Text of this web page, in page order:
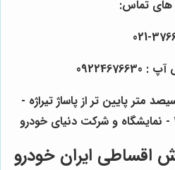
های تماس:
021-
متر پایین تر از پاساژ تیراژه -
اقساطی ایران خودرو